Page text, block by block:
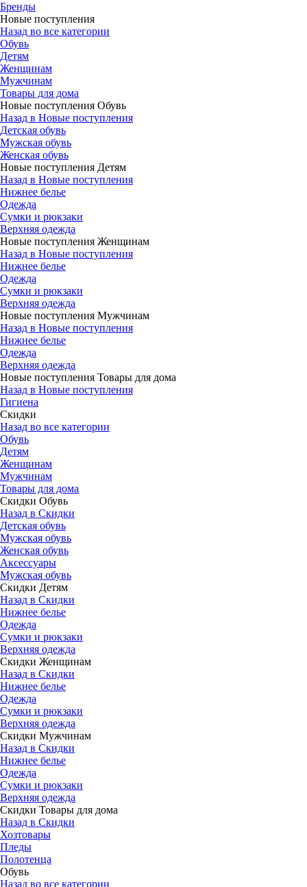
Бренды
Новые поступления
Назад во все категории
Обувь
Детям
Женщинам
Мужчинам
Товары для дома
Новые поступления Обувь
Назад в Новые поступления
Детская обувь
Мужская обувь
Женская обувь
Новые поступления Детям
Назад в Новые поступления
Нижнее белье
Одежда
Сумки и рюкзаки
Верхняя одежда
Новые поступления Женщинам
Назад в Новые поступления
Нижнее белье
Одежда
Сумки и рюкзаки
Верхняя одежда
Новые поступления Мужчинам
Назад в Новые поступления
Нижнее белье
Одежда
Верхняя одежда
Новые поступления Товары для дома
Назад в Новые поступления
Гигиена
Скидки
Назад во все категории
Обувь
Детям
Женщинам
Мужчинам
Товары для дома
Скидки Обувь
Назад в Скидки
Детская обувь
Мужская обувь
Женская обувь
Аксессуары
Мужская обувь
Скидки Детям
Назад в Скидки
Нижнее белье
Одежда
Сумки и рюкзаки
Верхняя одежда
Скидки Женщинам
Назад в Скидки
Нижнее белье
Одежда
Сумки и рюкзаки
Верхняя одежда
Скидки Мужчинам
Назад в Скидки
Нижнее белье
Одежда
Сумки и рюкзаки
Верхняя одежда
Скидки Товары для дома
Назад в Скидки
Хозтовары
Пледы
Полотенца
Обувь
Назад во все категории